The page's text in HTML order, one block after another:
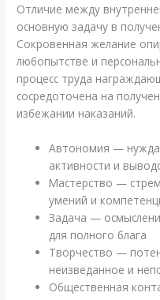
Отличие между
основную задачу в
Сокровенная желание
любопытстве и
процесс труда
сосредоточена на
избежании наказаний.
Автономия — нужда
активности и
Мастерство —
умений и
Задача —
для полного блага
Творчество —
неизведанное и
Общественная